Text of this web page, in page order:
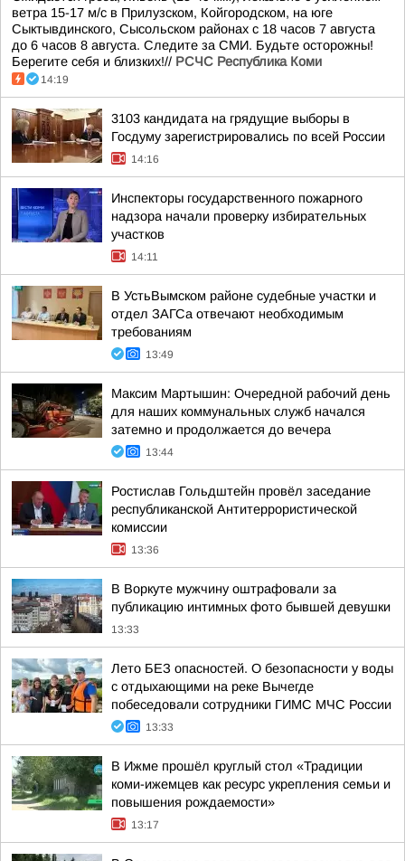
ветра 15-17 м/с в Прилузском, Койгородском, на юге
Сыктывдинского, Сысольском районах с 18 часов 7 августа
до 6 часов 8 августа. Следите за СМИ. Будьте осторожны!
Берегите себя и близких!// РСЧС Республика Коми
14:19
3103 кандидата на грядущие выборы в
Госдуму зарегистрировались по всей России
14:16
Инспекторы государственного пожарного
надзора начали проверку избирательных
участков
14:11
В УстьВымском районе судебные участки и
отдел ЗАГСа отвечают необходимым
требованиям
13:49
Максим Мартышин: Очередной рабочий день
для наших коммунальных служб начался
затемно и продолжается до вечера
13:44
Ростислав Гольдштейн провёл заседание
республиканской Антитеррористической
комиссии
13:36
В Воркуте мужчину оштрафовали за
публикацию интимных фото бывшей девушки
13:33
Лето БЕЗ опасностей. О безопасности у воды
с отдыхающими на реке Вычегде
побеседовали сотрудники ГИМС МЧС России
13:33
В Ижме прошёл круглый стол «Традиции
коми-ижемцев как ресурс укрепления семьи и
повышения рождаемости»
13:17